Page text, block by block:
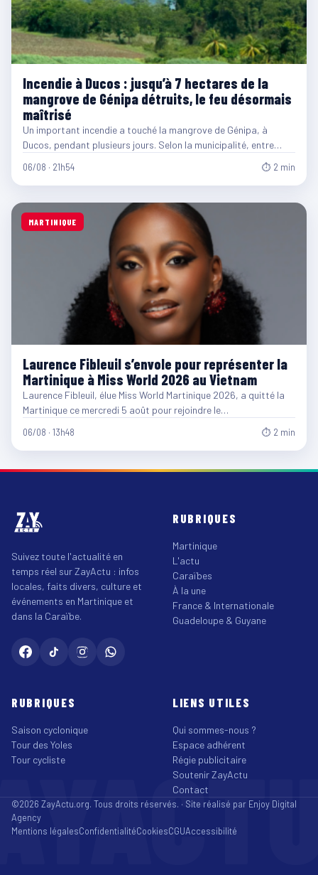
Incendie à Ducos : jusqu’à 7 hectares de la
mangrove de Génipa détruits, le feu désormais
maîtrisé
Un important incendie a touché la mangrove de Génipa, à
Ducos, pendant plusieurs jours. Selon la municipalité, entre…
06/08 · 21h54 ⏱ 2 min
MARTINIQUE
Laurence Fibleuil s’envole pour représenter la
Martinique à Miss World 2026 au Vietnam
Laurence Fibleuil, élue Miss World Martinique 2026, a quitté la
Martinique ce mercredi 5 août pour rejoindre le…
06/08 · 13h48 ⏱ 2 min
Suivez toute l'actualité en
temps réel sur ZayActu : infos
locales, faits divers, culture et
événements en Martinique et
dans la Caraïbe.
RUBRIQUES
Martinique
L'actu
Caraïbes
À la une
France & Internationale
Guadeloupe & Guyane
RUBRIQUES
Saison cyclonique
Tour des Yoles
Tour cycliste
LIENS UTILES
Qui sommes-nous ?
Espace adhérent
Régie publicitaire
Soutenir ZayActu
Contact
©2026 ZayActu.org. Tous droits réservés. · Site réalisé par Enjoy Digital
Agency
Mentions légalesConfidentialitéCookiesCGUAccessibilité